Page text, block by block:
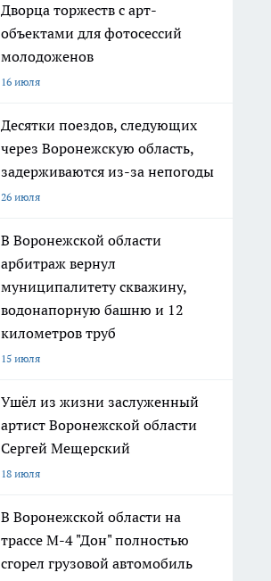
Дворца торжеств с арт-
объектами для фотосессий
молодоженов
16 июля
Десятки поездов, следующих
через Воронежскую область,
задерживаются из-за непогоды
26 июля
В Воронежской области
арбитраж вернул
муниципалитету скважину,
водонапорную башню и 12
километров труб
15 июля
Ушёл из жизни заслуженный
артист Воронежской области
Сергей Мещерский
18 июля
В Воронежской области на
трассе М-4 "Дон" полностью
сгорел грузовой автомобиль